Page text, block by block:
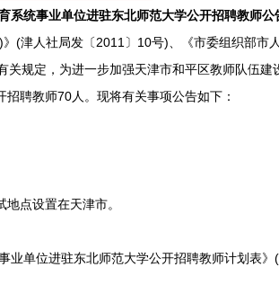
系统事业单位进驻东北师范大学公开招聘教师公
津人社局发〔2011〕10号)、《市委组织部市
规定，为进一步加强天津市和平区教师队伍
聘教师70人。现将有关事项公告如下：
点设置在天津市。
单位进驻东北师范大学公开招聘教师计划表》(